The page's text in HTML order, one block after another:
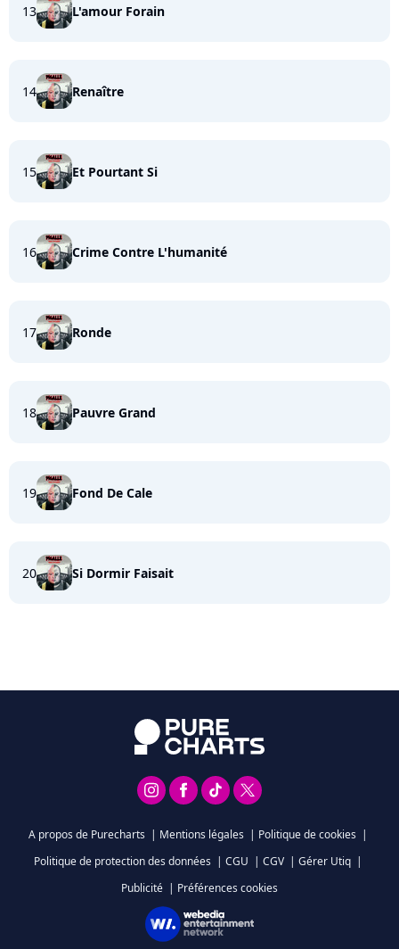
13 L'amour Forain
14 Renaître
15 Et Pourtant Si
16 Crime Contre L'humanité
17 Ronde
18 Pauvre Grand
19 Fond De Cale
20 Si Dormir Faisait
A propos de Purecharts | Mentions légales | Politique de cookies |
Politique de protection des données | CGU | CGV | Gérer Utiq |
Publicité | Préférences cookies